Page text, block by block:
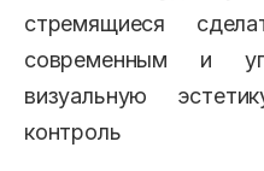
стремящиеся
современным и
визуальную
контроль